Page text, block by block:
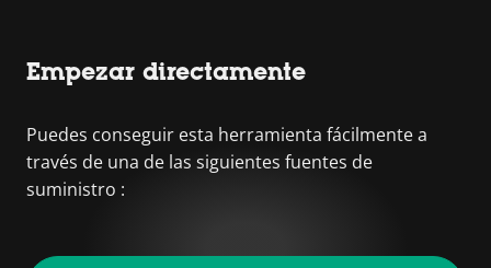
Empezar directamente
Puedes conseguir esta herramienta fácilmente a
través de una de las siguientes fuentes de
suministro :